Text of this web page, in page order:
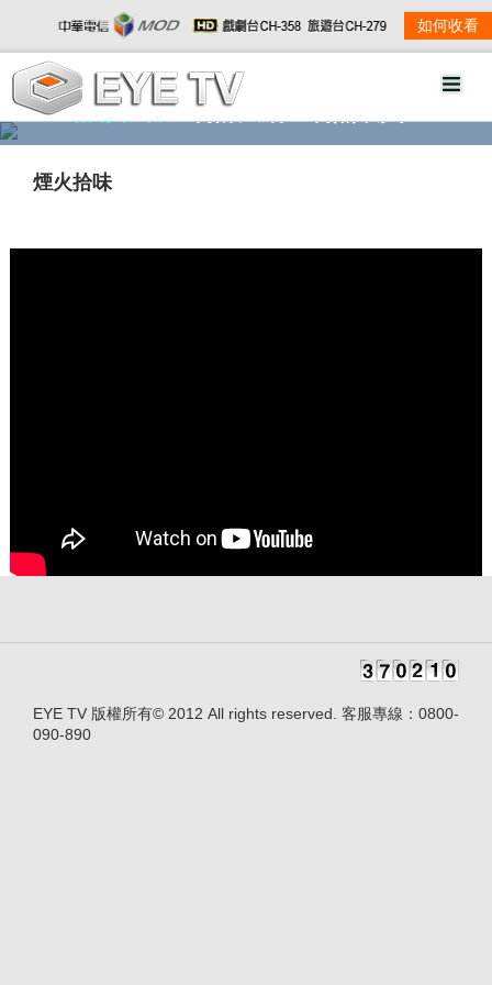
如何收看
精彩影音 劇情大綱
煙火拾味
EYE TV 版權所有© 2012 All rights reserved. 客服專線：0800-
090-890